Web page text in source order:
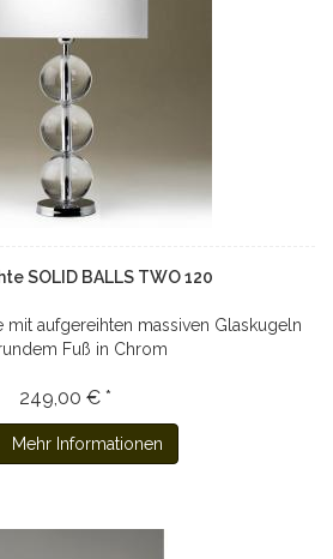
SOLID BALLS TWO 120
aufgereihten massiven Glaskugeln
Fuß in Chrom
249,00 € *
Mehr Informationen